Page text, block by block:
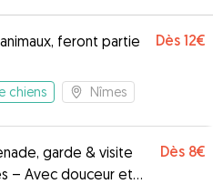
feront partie
Dès 12€
chiens Nîmes
garde & visite
– Avec douceur et
Dès 8€